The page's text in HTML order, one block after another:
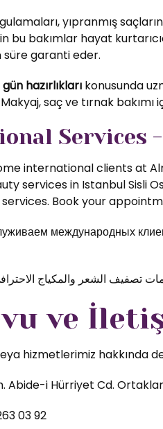
yıpranmış
bu bakımlar hayat
süre garanti eder.
hazırlıkları konusunda
Makyaj, saç ve tırnak bakımı
Services
international clients at
services in Istanbul Sisli
Book your
международных
ve
hizmetlerimiz hakkında
Abide-i Hürriyet Cd.
03 92